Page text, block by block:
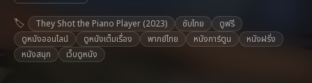
They Shot the Piano Player (2023) ซับไทย
ดูฟรี
ดูหนังออนไลน์
ดูหนังเต็มเรื่อง พากย์ไทย หนังการ์ตูน
หนังฝรั่ง
หนังสนุก
เว็บดูหนัง